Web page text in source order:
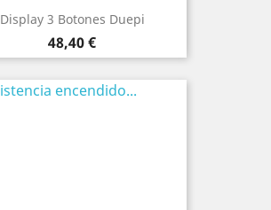
Display 3 Botones Duepi
Precio
48,40 €